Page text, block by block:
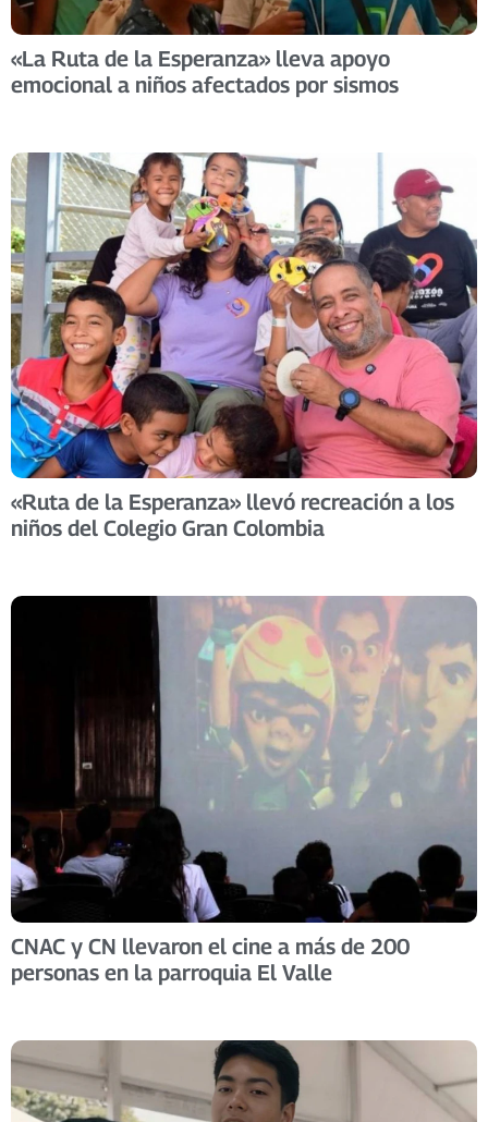
«La Ruta de la Esperanza» lleva apoyo
emocional a niños afectados por sismos
«Ruta de la Esperanza» llevó recreación a los
niños del Colegio Gran Colombia
CNAC y CN llevaron el cine a más de 200
personas en la parroquia El Valle